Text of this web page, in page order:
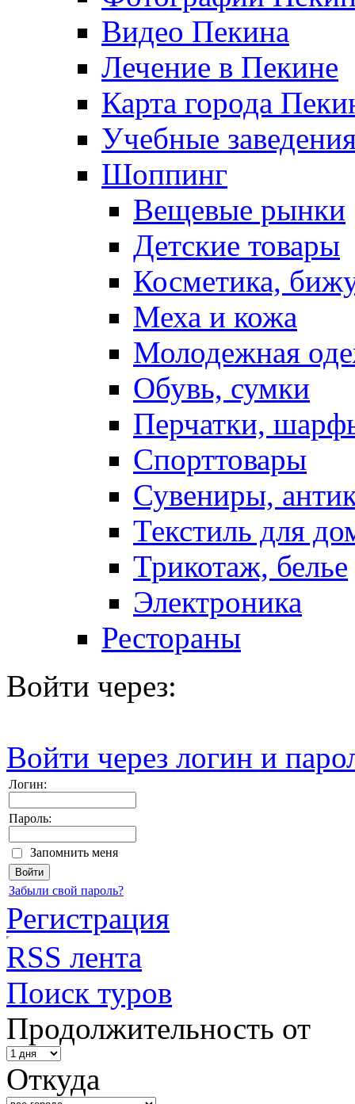
Видео Пекина
Лечение в Пекине
Карта города
Учебные
Шоппинг
Вещевые рынки
Детские товары
Косметика,
Меха и кожа
Молодежная
Обувь, сумки
Перчатки,
Спорттовары
Сувениры,
Текстиль для
Трикотаж, белье
Электроника
Рестораны
Войти через:
Войти через логин и
Логин:
Пароль:
Запомнить меня
Забыли свой пароль?
Регистрация
RSS лента
Поиск туров
Продолжительность от
Откуда